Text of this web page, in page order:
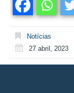
Notícias
27 abril, 2023